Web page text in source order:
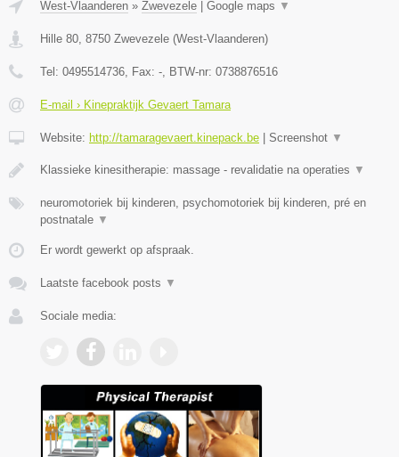
West-Vlaanderen » Zwevezele | Google maps ▼
Hille 80 8750 Zwevezele (West-Vlaanderen)
Tel: 0495514736 , Fax: - , BTW-nr: 0738876516
E-mail › Kinepraktijk Gevaert Tamara
Website: http://tamaragevaert.kinepack.be | Screenshot ▼
Klassieke kinesitherapie: massage - revalidatie na operaties ▼
neuromotoriek bij kinderen, psychomotoriek bij kinderen, pré en
postnatale ▼
Er wordt gewerkt op afspraak.
Laatste facebook posts ▼
Sociale media: